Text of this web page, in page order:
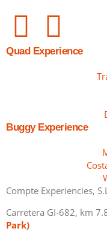
Quad Experience
Buggy Experience
Compte Experiencies,
Carretera GI-682, km
Park)